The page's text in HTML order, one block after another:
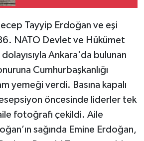
Tayyip Erdoğan ve eşi
NATO Devlet ve Hükümet
dolayısıyla Ankara'da bulunan
Cumhurbaşkanlığı
yemeği verdi. Basına kapalı
öncesinde liderler tek
fotoğrafı çekildi. Aile
sağında Emine Erdoğan,